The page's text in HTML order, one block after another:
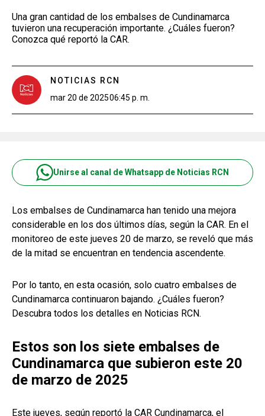
Una gran cantidad de los embalses de Cundinamarca
tuvieron una recuperación importante. ¿Cuáles fueron?
Conozca qué reportó la CAR.
NOTICIAS RCN
mar 20 de 202506:45 p. m.
Unirse al canal de Whatsapp de Noticias RCN
Los embalses de Cundinamarca han tenido una mejora
considerable en los dos últimos días, según la CAR. En el
monitoreo de este jueves 20 de marzo, se reveló que más
de la mitad se encuentran en tendencia ascendente.
Por lo tanto, en esta ocasión, solo cuatro embalses de
Cundinamarca continuaron bajando. ¿Cuáles fueron?
Descubra todos los detalles en Noticias RCN.
Estos son los siete embalses de
Cundinamarca que subieron este 20
de marzo de 2025
Este jueves, según reportó la CAR Cundinamarca, el